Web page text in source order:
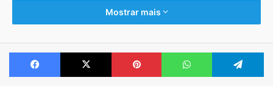
Mostrar mais
Facebook X Pinterest WhatsApp